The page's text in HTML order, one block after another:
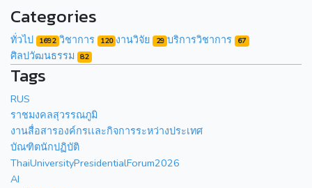
Categories
ทั่วไป 1692 วิชาการ 120 งานวิจัย 29 บริการวิชาการ 67
ศิลปวัฒนธรรม 82
Tags
RUS
ราชมงคลสุวรรณภูมิ
งานสื่อสารองค์กรเเละกิจการระหว่างประเทศ
บัณฑิตนักปฏิบัติ
ThaiUniversityPresidentialForum2026
AI